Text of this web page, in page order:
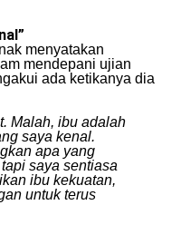
menyatakan
mendepani ujian
ada ketikanya dia
Malah, ibu adalah
saya kenal.
apa yang
saya sentiasa
ibu kekuatan,
untuk terus